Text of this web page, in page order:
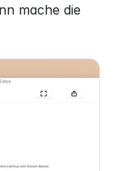
mache die